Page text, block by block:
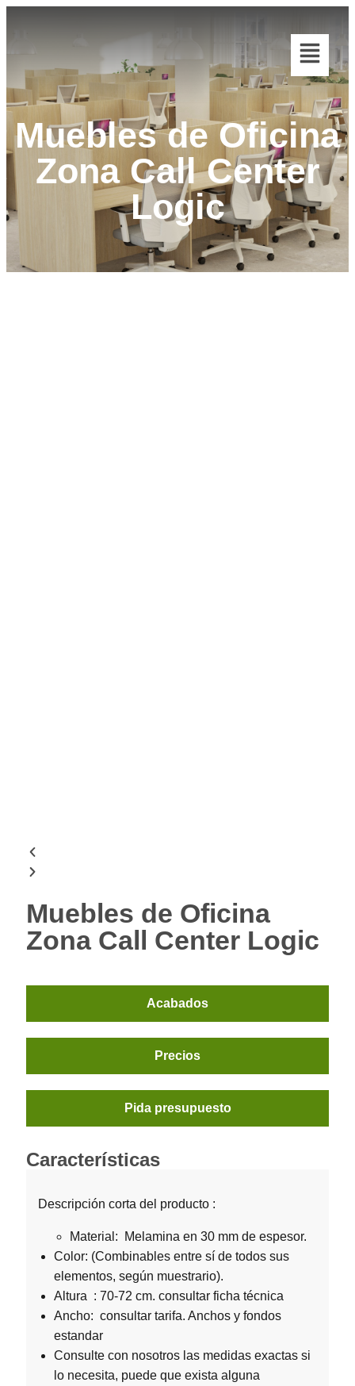
Muebles de Oficina
Zona Call Center
Logic
Muebles de Oficina
Zona Call Center Logic
Acabados
Precios
Pida presupuesto
Características
Descripción corta del producto :
Material: Melamina en 30 mm de espesor.
Color: (Combinables entre sí de todos sus
elementos, según muestrario).
Altura : 70-72 cm. consultar ficha técnica
Ancho: consultar tarifa. Anchos y fondos
estandar
Consulte con nosotros las medidas exactas si
lo necesita, puede que exista alguna